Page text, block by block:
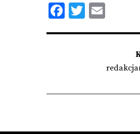
Facebook
Twitter